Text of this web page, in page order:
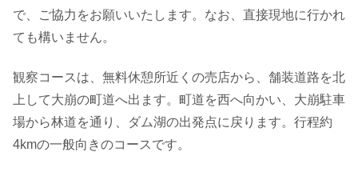
で、ご協力をお願いいたします。なお、直接現地に行かれ
ても構いません。
観察コースは、無料休憩所近くの売店から、舗装道路を北
上して大崩の町道へ出ます。町道を西へ向かい、大崩駐車
場から林道を通り、ダム湖の出発点に戻ります。行程約
4kmの一般向きのコースです。